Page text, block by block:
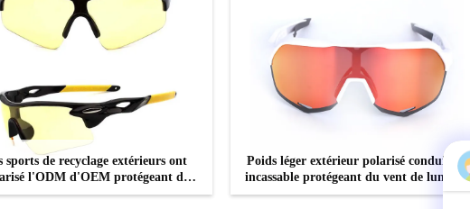
sports de recyclage extérieurs ont
l'ODM d'OEM protégeant du
de lunettes de soleil approuvé
Poids léger extérieur polarisé conduisant
incassable protégeant du vent de lunettes
de soleil